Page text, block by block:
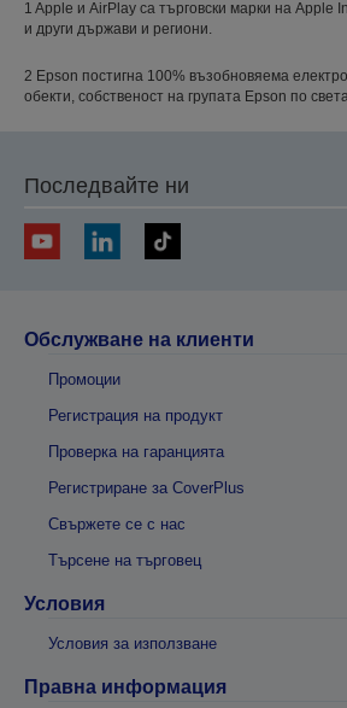
1 Apple и AirPlay са търговски марки на Apple
и други държави и региони.
2 Epson постигна 100% възобновяема
обекти, собственост на групата Epson по света.
Последвайте ни
Обслужване на клиенти
Промоции
Регистрация на продукт
Проверка на гаранцията
Регистриране за CoverPlus
Свържете се с нас
Търсене на търговец
Условия
Условия за използване
Правна информация